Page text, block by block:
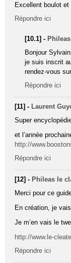
Excellent boulot et
Répondre ici
[10.1] -
Bonjour
je suis inscrit
rendez-vous
Répondre ici
[11] - Laurent
Super
et l’année
http://
Répondre ici
[12] - Phileas le
Merci pour ce
En création, je
Je m’en vais le
http://www.le-
Répondre ici